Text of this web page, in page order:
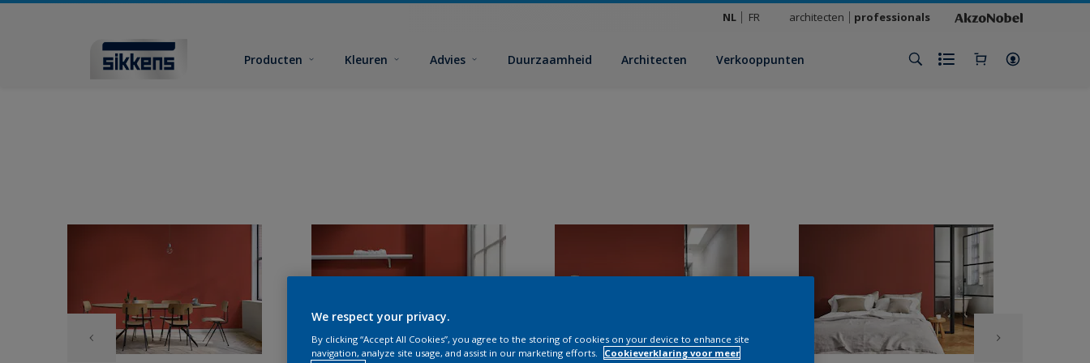
NL FR architecten professionals
Producten Kleuren Advies Duurzaamheid Architecten Verkooppunten
We respect your privacy.
By clicking “Accept All Cookies”, you agree to the storing of cookies on your device to enhance site
navigation, analyze site usage, and assist in our marketing efforts.
Cookieverklaring voor meer